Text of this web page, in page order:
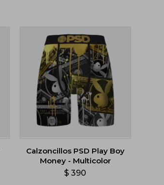
Calzoncillos PSD Play Boy
Money - Multicolor
$ 390